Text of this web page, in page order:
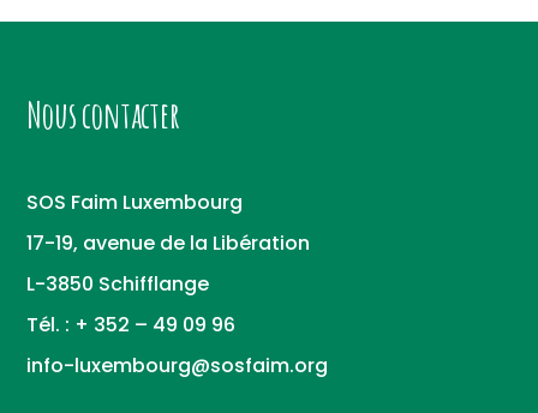
Nous contacter
SOS Faim Luxembourg
17-19, avenue de la Libération
L-3850 Schifflange
Tél. : + 352 – 49 09 96
info-luxembourg@sosfaim.org